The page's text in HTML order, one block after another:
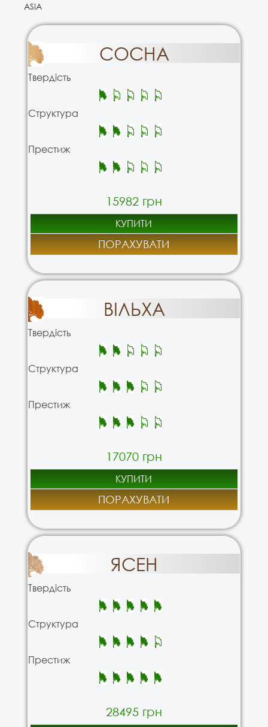
ASIA
СОСНА
Твердість
Структура
Престиж
15982 грн
КУПИТИ
ПОРАХУВАТИ
ВІЛЬХА
Твердість
Структура
Престиж
17070 грн
КУПИТИ
ПОРАХУВАТИ
ЯСЕН
Твердість
Структура
Престиж
28495 грн